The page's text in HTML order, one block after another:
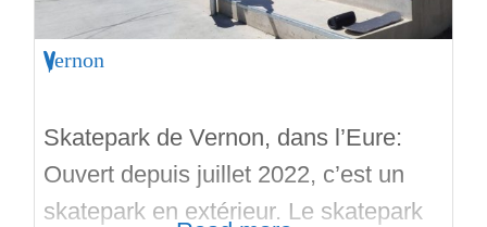
Vernon
Skatepark de Vernon, dans l’Eure:
Ouvert depuis juillet 2022, c’est un
skatepark en extérieur. Le skatepark